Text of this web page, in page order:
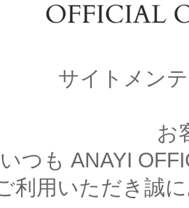
サイトメン
お
いつも ANAYI
利用いただき誠